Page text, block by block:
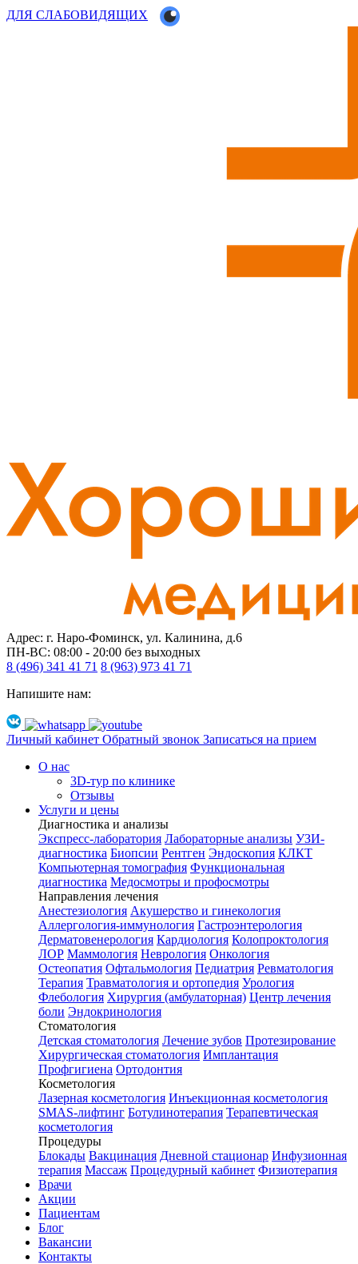
ДЛЯ СЛАБОВИДЯЩИХ
Адрес: г. Наро-Фоминск, ул. Калинина, д.6
ПН-ВС: 08:00 - 20:00 без выходных
8 (496) 341 41 71 8 (963) 973 41 71
Напишите нам:
Личный кабинет Обратный звонок Записаться на прием
О нас
3D-тур по клинике
Отзывы
Услуги и цены
Диагностика и анализы
Экспресс-лаборатория Лабораторные анализы УЗИ-
диагностика Биопсии Рентген Эндоскопия КЛКТ
Компьютерная томография Функциональная
диагностика Медосмотры и профосмотры
Направления лечения
Анестезиология Акушерство и гинекология
Аллергология-иммунология Гастроэнтерология
Дерматовенерология Кардиология Колопроктология
ЛОР Маммология Неврология Онкология
Остеопатия Офтальмология Педиатрия Ревматология
Терапия Травматология и ортопедия Урология
Флебология Хирургия (амбулаторная) Центр лечения
боли Эндокринология
Стоматология
Детская стоматология Лечение зубов Протезирование
Хирургическая стоматология Имплантация
Профгигиена Ортодонтия
Косметология
Лазерная косметология Инъекционная косметология
SMAS-лифтинг Ботулинотерапия Терапевтическая
косметология
Процедуры
Блокады Вакцинация Дневной стационар Инфузионная
терапия Массаж Процедурный кабинет Физиотерапия
Врачи
Акции
Пациентам
Блог
Вакансии
Контакты